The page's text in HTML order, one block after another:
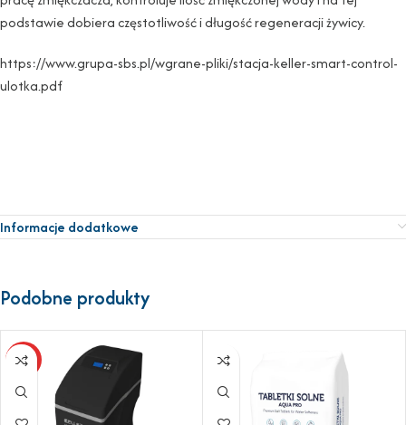
podstawie dobiera częstotliwość i długość regeneracji żywicy.
https://www.grupa-sbs.pl/wgrane-pliki/stacja-keller-smart-control-
ulotka.pdf
Informacje dodatkowe
Podobne produkty
HOT